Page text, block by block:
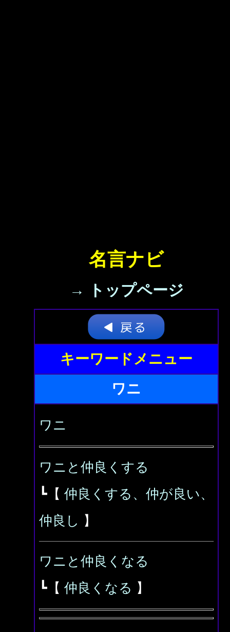
名言ナビ
→ トップページ
キーワードメニュー
ワニ
ワニ
ワニと仲良くする
┗【 仲良くする、仲が良い、
仲良し 】
ワニと仲良くなる
┗【 仲良くなる 】